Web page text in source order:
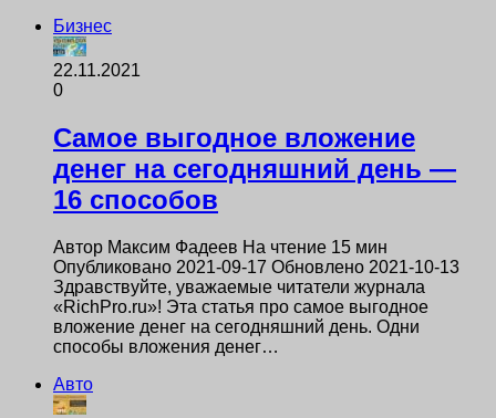
Бизнес
22.11.2021
0
Cамое выгодное вложение
денег на сегодняшний день —
16 способов
Автор Максим Фадеев На чтение 15 мин
Опубликовано 2021-09-17 Обновлено 2021-10-13
Здравствуйте, уважаемые читатели журнала
«RichPro.ru»! Эта статья про самое выгодное
вложение денег на сегодняшний день. Одни
способы вложения денег…
Авто